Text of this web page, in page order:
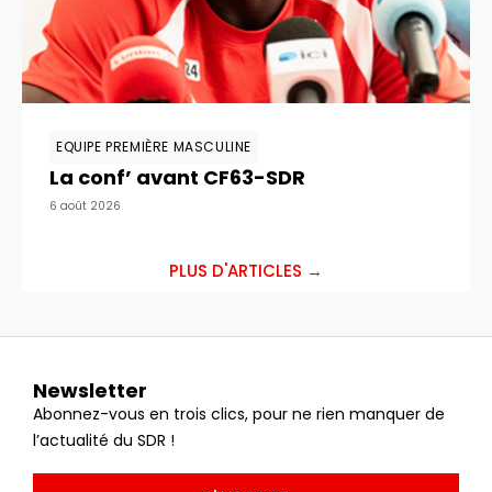
EQUIPE PREMIÈRE MASCULINE
La conf’ avant CF63-SDR
6 août 2026
PLUS D'ARTICLES →
Newsletter
Abonnez-vous en trois clics, pour ne rien manquer de
l’actualité du SDR !